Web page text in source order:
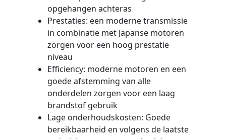
opgehangen achteras
Prestaties: een moderne transmissie
in combinatie met Japanse motoren
zorgen voor een hoog prestatie
niveau
Efficiency: moderne motoren en een
goede afstemming van alle
onderdelen zorgen voor een laag
brandstof gebruik
Lage onderhoudskosten: Goede
bereikbaarheid en volgens de laatste